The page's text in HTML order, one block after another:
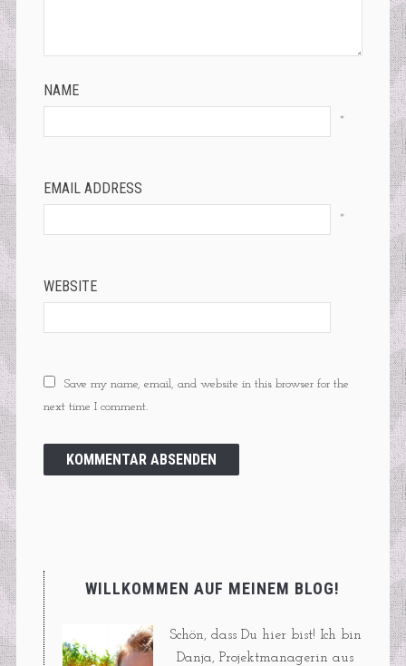
NAME
*
EMAIL ADDRESS
*
WEBSITE
Save my name, email, and website in this browser for the
next time I comment.
WILLKOMMEN AUF MEINEM BLOG!
Schön, dass Du hier bist! Ich bin
Danja, Projektmanagerin aus